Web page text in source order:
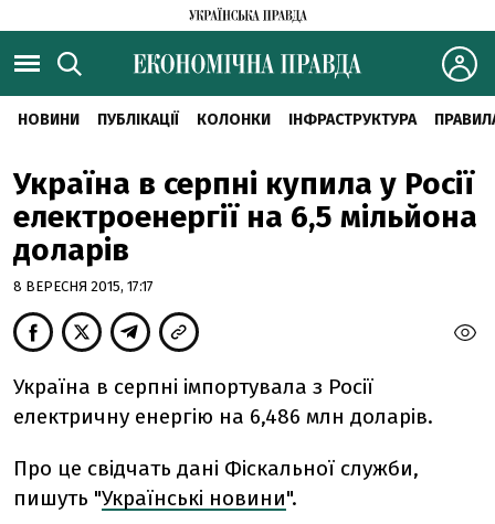
НОВИНИ ПУБЛІКАЦІЇ КОЛОНКИ ІНФРАСТРУКТУРА
Україна в серпні купила у Росії
електроенергії на 6,5 мільйона
доларів
8 ВЕРЕСНЯ 2015, 17:17
Україна в серпні імпортувала з Росії
електричну енергію на 6,486 млн доларів.
Про це свідчать дані Фіскальної служби,
пишуть "Українські новини".